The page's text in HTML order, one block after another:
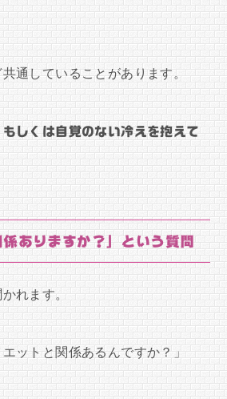
通していることがあります。
しくは自覚のない冷えを抱えて
係ありますか？」という質問
れます。
ットと関係あるんですか？」